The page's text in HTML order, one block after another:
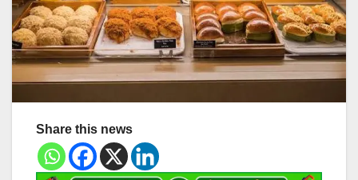
Share this news